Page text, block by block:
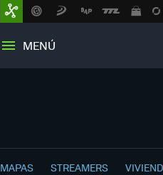
MENÚ
MAPAS STREAMERS